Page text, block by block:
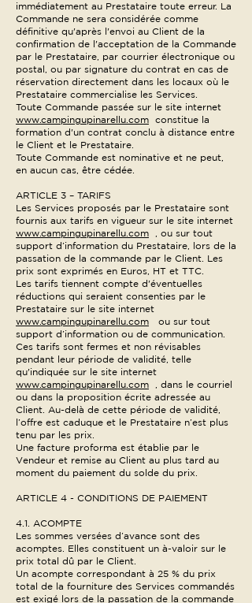
immédiatement au Prestataire toute erreur. La
Commande ne sera considérée comme
définitive qu'après l'envoi au Client de la
confirmation de l'acceptation de la Commande
par le Prestataire, par courrier électronique ou
postal, ou par signature du contrat en cas de
réservation directement dans les locaux où le
Prestataire commercialise les Services.
Toute Commande passée sur le site internet
www.campingupinarellu.com constitue la
formation d'un contrat conclu à distance entre
le Client et le Prestataire.
Toute Commande est nominative et ne peut,
en aucun cas, être cédée.
ARTICLE 3 – TARIFS
Les Services proposés par le Prestataire sont
fournis aux tarifs en vigueur sur le site internet
www.campingupinarellu.com , ou sur tout
support d’information du Prestataire, lors de la
passation de la commande par le Client. Les
prix sont exprimés en Euros, HT et TTC.
Les tarifs tiennent compte d'éventuelles
réductions qui seraient consenties par le
Prestataire sur le site internet
www.campingupinarellu.com ou sur tout
support d’information ou de communication.
Ces tarifs sont fermes et non révisables
pendant leur période de validité, telle
qu'indiquée sur le site internet
www.campingupinarellu.com , dans le courriel
ou dans la proposition écrite adressée au
Client. Au-delà de cette période de validité,
l’offre est caduque et le Prestataire n’est plus
tenu par les prix.
Une facture proforma est établie par le
Vendeur et remise au Client au plus tard au
moment du paiement du solde du prix.
ARTICLE 4 - CONDITIONS DE PAIEMENT
4.1. ACOMPTE
Les sommes versées d’avance sont des
acomptes. Elles constituent un à-valoir sur le
prix total dû par le Client.
Un acompte correspondant à 25 % du prix
total de la fourniture des Services commandés
est exigé lors de la passation de la commande